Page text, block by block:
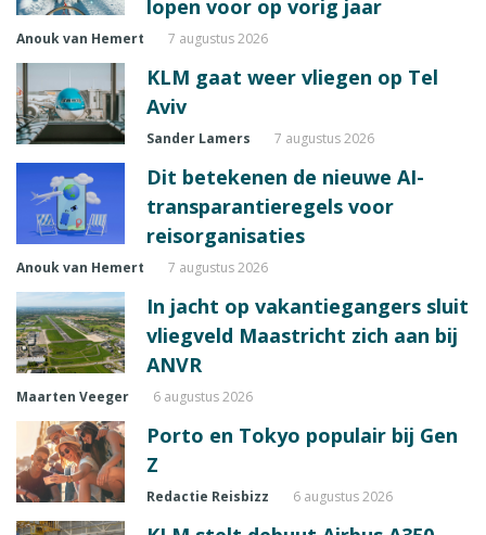
lopen voor op vorig jaar
Anouk van Hemert 7 augustus 2026
KLM gaat weer vliegen op Tel
Aviv
Sander Lamers 7 augustus 2026
Dit betekenen de nieuwe AI-
transparantieregels voor
reisorganisaties
Anouk van Hemert 7 augustus 2026
In jacht op vakantiegangers sluit
vliegveld Maastricht zich aan bij
ANVR
Maarten Veeger 6 augustus 2026
Porto en Tokyo populair bij Gen
Z
Redactie Reisbizz 6 augustus 2026